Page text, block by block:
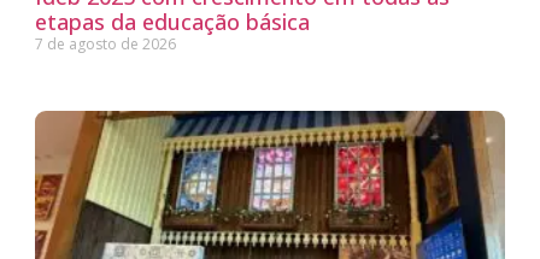
etapas da educação básica
7 de agosto de 2026